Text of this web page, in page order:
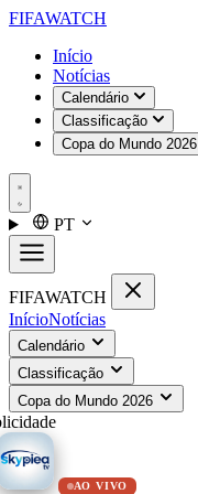
FIFAWATCH
Início
Notícias
Calendário
Classificação
Copa do Mundo 2026
PT
FIFAWATCH
InícioNotícias
Calendário
Classificação
Copa do Mundo 2026
AO VIVO